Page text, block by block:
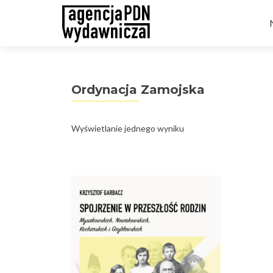
Ordynacja Zamojska
Wyświetlanie jednego wyniku